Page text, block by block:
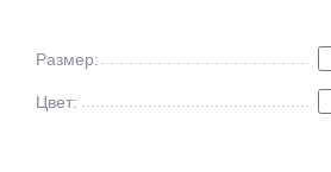
Размер:
Цвет: